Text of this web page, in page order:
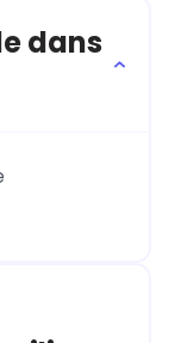
dans